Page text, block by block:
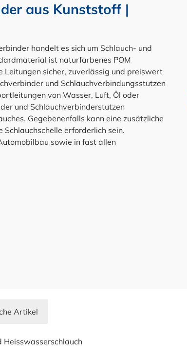
aus Kunststoff |
handelt es sich um Schlauch- und
ist naturfarbenes POM
sicher, zuverlässig und preiswert
und Schlauchverbindungsstutzen
von Wasser, Luft, Öl oder
und Schlauchverbinderstutzen
Gegebenenfalls kann eine zusätzliche
Schlauchschelle erforderlich sein.
sowie in fast allen
Artikel